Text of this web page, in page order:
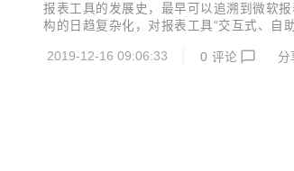
报表工具的发展史，最早可以追溯到微软
构的日趋复杂化，对报表工具“交互式、自
件，ActiveRep...
2019-12-16 09:06:33 0 评论 分